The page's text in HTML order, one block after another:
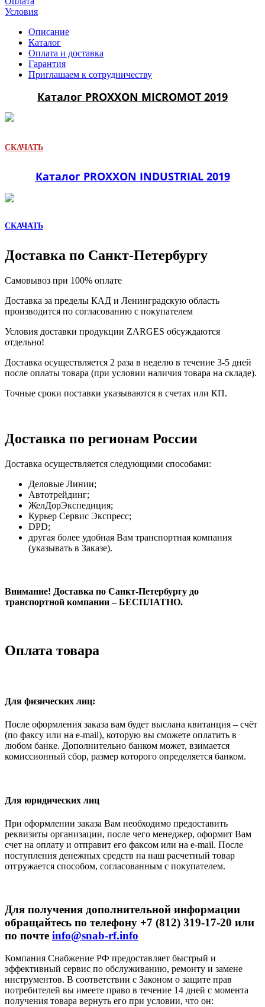
Условия
Описание
Каталог
Оплата и доставка
Гарантия
Приглашаем к сотрудничеству
Каталог PROXXON MICROMOT 2019
СКАЧАТЬ
Каталог PROXXON INDUSTRIAL 2019
СКАЧАТЬ
Доставка по Санкт-Петербургу
Самовывоз при 100% оплате
Доставка за пределы КАД и Ленинградскую область
производится по согласованию с покупателем
Условия доставки продукции ZARGES обсуждаются
отдельно!
Доставка осуществляется 2 раза в неделю в течение 3-5 дней
после оплаты товара (при условии наличия товара на складе).
Точные сроки поставки указываются в счетах или КП.
Доставка по регионам России
Доставка осуществляется следующими способами:
Деловые Линии;
Автотрейдинг;
ЖелДорЭкспедиция;
Курьер Сервис Экспресс;
DPD;
другая более удобная Вам транспортная компания
(указывать в Заказе).
Внимание! Доставка по Санкт-Петербургу до
транспортной компании – БЕСПЛАТНО.
Оплата товара
Для физических лиц:
После оформления заказа вам будет выслана квитанция – счёт
(по факсу или на e-mail), которую вы сможете оплатить в
любом банке. Дополнительно банком может, взимается
комиссионный сбор, размер которого определяется банком.
Для юридических лиц
При оформлении заказа Вам необходимо предоставить
реквизиты организации, после чего менеджер, оформит Вам
счет на оплату и отправит его факсом или на e-mail. После
поступления денежных средств на наш расчетный товар
отгружается способом, согласованным с покупателем.
Для получения дополнительной информации
обращайтесь по телефону +7 (812) 319-17-20 или
по почте info@snab-rf.info
Компания Снабжение РФ предоставляет быстрый и
эффективный сервис по обслуживанию, ремонту и замене
инструментов. В соответствии с Законом о защите прав
потребителей вы имеете право в течение 14 дней с момента
получения товара вернуть его при условии, что он: